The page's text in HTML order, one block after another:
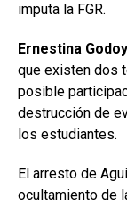
imputa la FGR.
Ernestina Godoy
que existen dos
posible
destrucción de
los estudiantes.
El arresto de
ocultamiento de